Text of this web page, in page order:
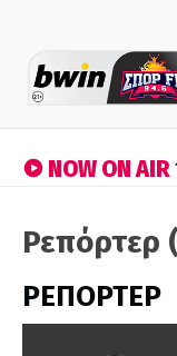
NOW ON AIR
Ρεπόρτερ
ΡΕΠΟΡΤΕΡ